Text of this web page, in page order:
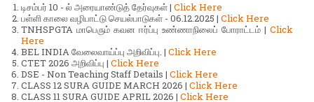
டிசம்பர் 10 - ல் அரையாண்டுத் தேர்வுகள் | Click Here
பள்ளி காலை வழிபாட்டு செயல்பாடுகள் - 06.12.2025 | Click Here
TNHSPGTA மாபெரும் கவன ஈர்ப்பு உண்ணாநிலைப் போராட்டம் | Click
Here
BEL INDIA வேலைவாய்ப்பு அறிவிப்பு. | Click Here
CTET 2026 அறிவிப்பு | Click Here
DSE - Non Teaching Staff Details | Click Here
CLASS 12 SURA GUIDE MARCH 2026 | Click Here
CLASS 11 SURA GUIDE APRIL 2026 | Click Here